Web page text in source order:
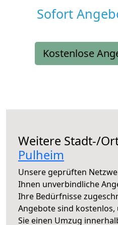
Sofort
Kostenlose
Weitere Stadt-/
Pulheim
Unsere geprüften
Ihnen unverbindliche
Ihre Bedürfnisse
Angebote sind
Sie einen Umzug